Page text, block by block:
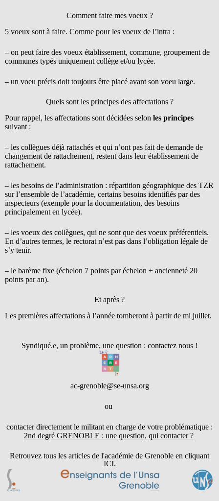
Comment faire mes voeux ?
5 voeux sont à faire. Comme pour les voeux de l’intra :
– on peut faire des voeux établissement, commune, groupement de
communes typés uniquement collège et/ou lycée.
– un voeu précis doit toujours être placé avant son voeu large.
Quels sont les principes des affectations ?
Pour rappel, les affectations sont décidées selon les principes
suivant :
– les collègues déjà rattachés et qui n’ont pas fait de demande de
changement de rattachement, restent dans leur établissement de
rattachement.
– les besoins de l’administration : répartition géographique des TZR
sur l’ensemble de l’académie, certains besoins identifiés par des
inspecteurs (exemple pour la documentation, des besoins
principalement en lycée).
– les voeux des collègues, qui ne sont que des voeux préférentiels.
En d’autres termes, le rectorat n’est pas dans l’obligation légale de
s’y tenir.
– le barème fixe (échelon 7 points par échelon + ancienneté 20
points par an).
Et après ?
Les premières affectations à l’année tomberont à partir de mi juillet.
Syndiqué.e, un problème, une question : contactez nous !​
ac-grenoble@se-unsa.org
ou
contacter directement le militant en charge de votre problématique :
2nd degré GRENOBLE : une question, qui contacter ?
Retrouvez tous les articles de l'académie de Grenoble en cliquant
ICI.